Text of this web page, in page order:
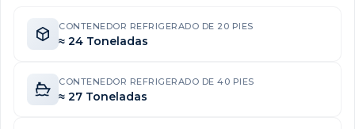
CONTENEDOR REFRIGERADO DE 20 PIES
≈ 24 Toneladas
CONTENEDOR REFRIGERADO DE 40 PIES
≈ 27 Toneladas